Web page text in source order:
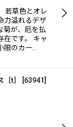
若草色とオレ
力溢れるデザ
菊が、厄を払
在です。 キャ
限のカー…
t］ 63941